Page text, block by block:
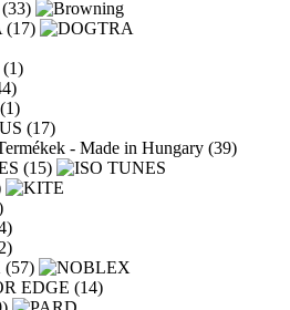
(17)
(17)
- Made in Hungary (39)
(15)
EDGE (14)